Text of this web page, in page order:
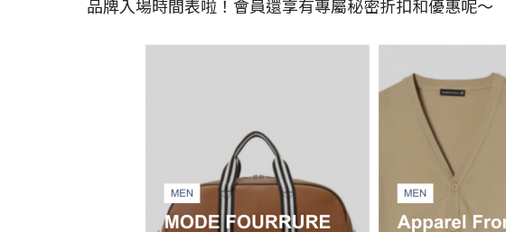
品牌入場時間表啦！會員還享有專屬秘密折扣和優惠呢～